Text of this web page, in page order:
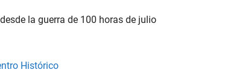
la guerra de 100 horas de julio
Histórico